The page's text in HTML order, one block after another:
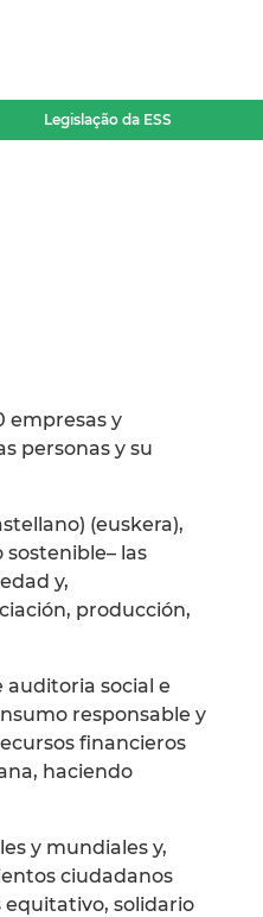
Legislação da ESS
empresas y
personas y su
(euskera),
las
y,
producción,
auditoria social e
responsable y
financieros
haciendo
y mundiales y,
ciudadanos
solidario